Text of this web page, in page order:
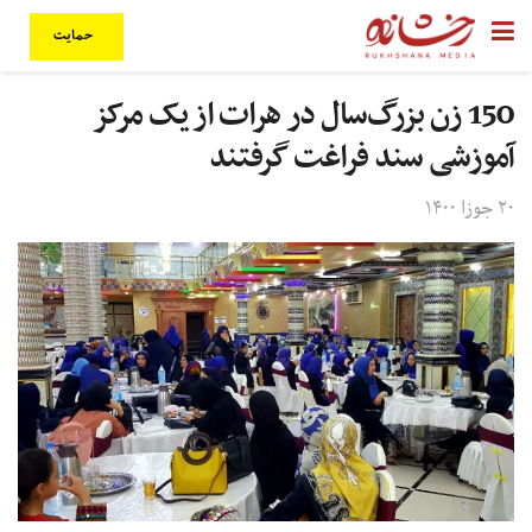
حمایت
150 زن بزرگ‌سال در هرات از یک مرکز
آموزشی سند فراغت گرفتند
۲۰ جوزا ۱۴۰۰